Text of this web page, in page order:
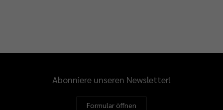
Abonniere unseren Newsletter!
Formular öffnen